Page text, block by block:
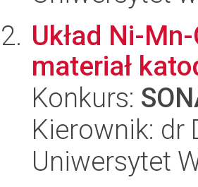
Układ Ni-
materiał
Konkurs:
Kierownik: dr
Uniwersytet